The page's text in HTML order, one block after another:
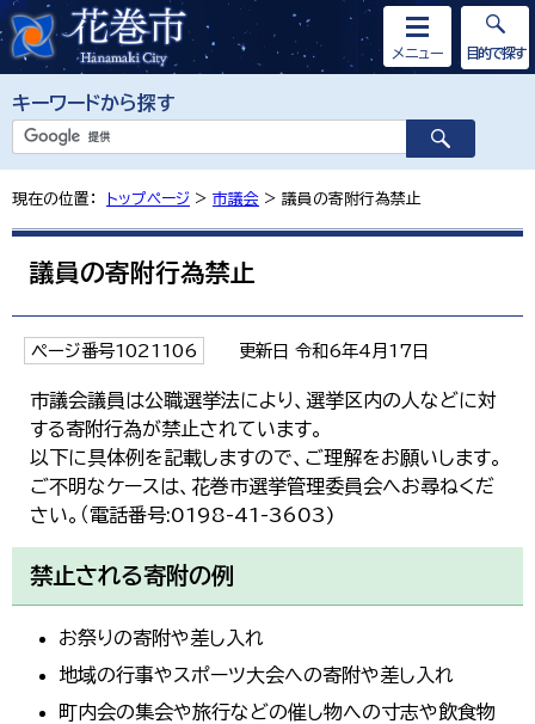
キーワードから探す
メニュー 目的で探す
現在の位置： トップページ > 市議会 > 議員の寄附行為禁止
議員の寄附行為禁止
ページ番号1021106 更新日 令和6年4月17日
市議会議員は公職選挙法により、選挙区内の人などに対
する寄附行為が禁止されています。
以下に具体例を記載しますので、ご理解をお願いします。
ご不明なケースは、花巻市選挙管理委員会へお尋ねくだ
さい。（電話番号:0198-41-3603)
禁止される寄附の例
お祭りの寄附や差し入れ
地域の行事やスポーツ大会への寄附や差し入れ
町内会の集会や旅行などの催し物への寸志や飲食物